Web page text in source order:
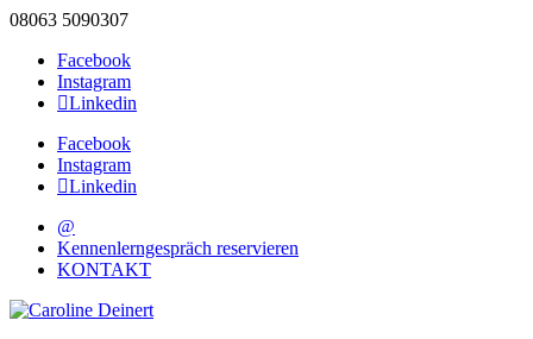
08063 5090307
Facebook
Instagram
Linkedin
Facebook
Instagram
Linkedin
@
Kennenlerngespräch reservieren
KONTAKT